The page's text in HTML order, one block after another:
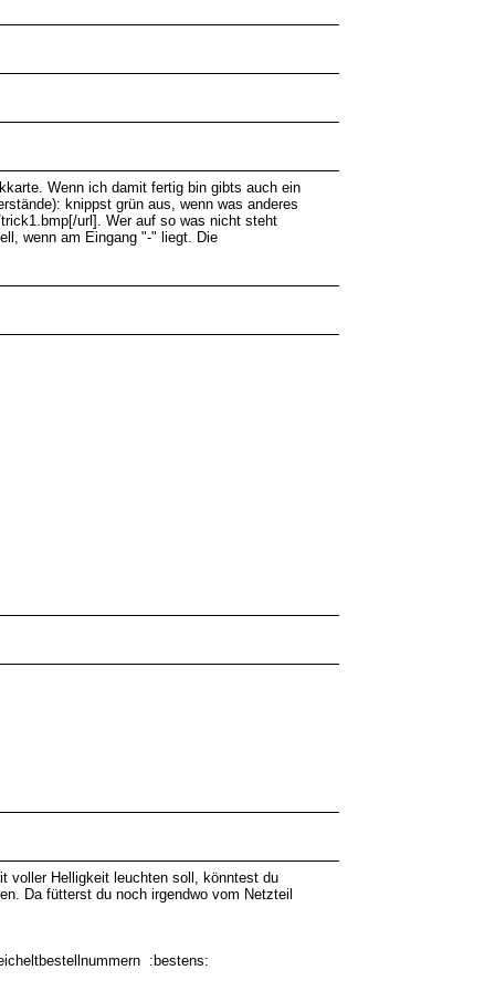
Wenn ich damit fertig bin gibts auch ein
knippst grün aus, wenn was anderes
url]. Wer auf so was nicht steht
wenn am Eingang "-" liegt. Die
voller Helligkeit leuchten soll, könntest du
Da fütterst du noch irgendwo vom Netzteil
:bestens: